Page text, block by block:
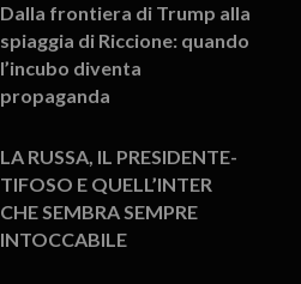
Dalla frontiera di Trump alla
spiaggia di Riccione: quando
l’incubo diventa
propaganda
LA RUSSA, IL PRESIDENTE-
TIFOSO E QUELL’INTER
CHE SEMBRA SEMPRE
INTOCCABILE